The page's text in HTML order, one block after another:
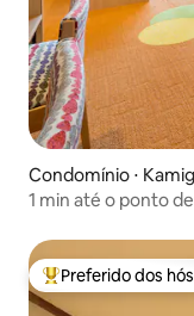
Condomínio ⋅
1 min até o ponto
Entre os melhores
Preferido dos